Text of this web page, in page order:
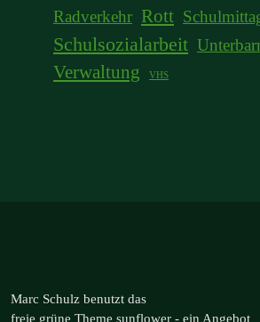
Radverkehr Rott
Schulsozialarbeit
Verwaltung VHS
Marc Schulz benutzt das
freie grüne Theme sunflower ‐ ein Angebot